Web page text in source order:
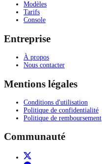
Modèles
Tarifs
Console
Entreprise
À propos
Nous contacter
Mentions légales
Conditions d'utilisation
Politique de confidentialité
Politique de remboursement
Communauté